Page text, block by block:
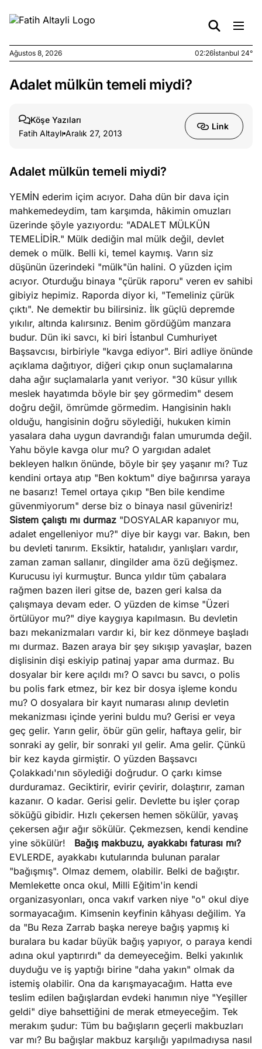
Ağustos
kirli
6, 2026
yasalar
Ağustos
5, 2026
stok
caiz
Köşe
Yazıları
Spor
Yazıları
Yazıları
Ağustos 8, 2026 02:26İstanbul 24°
Adalet mülkün temeli miydi?
Köşe Yazıları
Fatih Altaylı Aralık 27, 2013
Link
Adalet mülkün temeli miydi?
YEMİN ederim içim acıyor. Daha dün bir dava için
mahkemedeydim, tam karşımda, hâkimin omuzları
üzerinde şöyle yazıyordu: "ADALET MÜLKÜN
TEMELİDİR." Mülk dediğin mal mülk değil, devlet
demek o mülk. Belli ki, temel kaymış. Varın siz
düşünün üzerindeki "mülk"ün halini. O yüzden içim
acıyor. Oturduğu binaya "çürük raporu" veren ev sahibi
gibiyiz hepimiz. Raporda diyor ki, "Temeliniz çürük
çıktı". Ne demektir bu bilirsiniz. İlk güçlü depremde
yıkılır, altında kalırsınız. Benim gördüğüm manzara
budur. Dün iki savcı, ki biri İstanbul Cumhuriyet
Başsavcısı, birbiriyle "kavga ediyor". Biri adliye önünde
açıklama dağıtıyor, diğeri çıkıp onun suçlamalarına
daha ağır suçlamalarla yanıt veriyor. "30 küsur yıllık
meslek hayatımda böyle bir şey görmedim" desem
doğru değil, ömrümde görmedim. Hangisinin haklı
olduğu, hangisinin doğru söylediği, hukuken kimin
yasalara daha uygun davrandığı falan umurumda değil.
Yahu böyle kavga olur mu? O yargıdan adalet
bekleyen halkın önünde, böyle bir şey yaşanır mı? Tuz
kendini ortaya atıp "Ben koktum" diye bağırırsa yaraya
ne basarız! Temel ortaya çıkıp "Ben bile kendime
güvenmiyorum" derse biz o binaya nasıl güveniriz!
Sistem çalıştı mı durmaz "DOSYALAR kapanıyor mu,
adalet engelleniyor mu?" diye bir kaygı var. Bakın, ben
bu devleti tanırım. Eksiktir, hatalıdır, yanlışları vardır,
zaman zaman sallanır, dingilder ama özü değişmez.
Kurucusu iyi kurmuştur. Bunca yıldır tüm çabalara
rağmen bazen ileri gitse de, bazen geri kalsa da
çalışmaya devam eder. O yüzden de kimse "Üzeri
örtülüyor mu?" diye kaygıya kapılmasın. Bu devletin
bazı mekanizmaları vardır ki, bir kez dönmeye başladı
mı durmaz. Bazen araya bir şey sıkışıp yavaşlar, bazen
dişlisinin dişi eskiyip patinaj yapar ama durmaz. Bu
dosyalar bir kere açıldı mı? O savcı bu savcı, o polis
bu polis fark etmez, bir kez bir dosya işleme kondu
mu? O dosyalara bir kayıt numarası alınıp devletin
mekanizması içinde yerini buldu mu? Gerisi er veya
geç gelir. Yarın gelir, öbür gün gelir, haftaya gelir, bir
sonraki ay gelir, bir sonraki yıl gelir. Ama gelir. Çünkü
bir kez kayda girmiştir. O yüzden Başsavcı
Çolakkadı'nın söylediği doğrudur. O çarkı kimse
durduramaz. Geciktirir, evirir çevirir, dolaştırır, zaman
kazanır. O kadar. Gerisi gelir. Devlette bu işler çorap
söküğü gibidir. Hızlı çekersen hemen sökülür, yavaş
çekersen ağır ağır sökülür. Çekmezsen, kendi kendine
yine sökülür! Bağış makbuzu, ayakkabı faturası mı?
EVLERDE, ayakkabı kutularında bulunan paralar
"bağışmış". Olmaz demem, olabilir. Belki de bağıştır.
Memlekette onca okul, Milli Eğitim'in kendi
organizasyonları, onca vakıf varken niye "o" okul diye
sormayacağım. Kimsenin keyfinin kâhyası değilim. Ya
da "Bu Reza Zarrab başka nereye bağış yapmış ki
buralara bu kadar büyük bağış yapıyor, o paraya kendi
adına okul yaptırırdı" da demeyeceğim. Belki yakınlık
duyduğu ve iş yaptığı birine "daha yakın" olmak da
istemiş olabilir. Ona da karışmayacağım. Hatta eve
teslim edilen bağışlardan evdeki hanımın niye "Yeşiller
geldi" diye bahsettiğini de merak etmeyeceğim. Tek
merakım şudur: Tüm bu bağışların geçerli makbuzları
var mı? Bu bağışlar makbuz karşılığı yapılmadıysa nasıl